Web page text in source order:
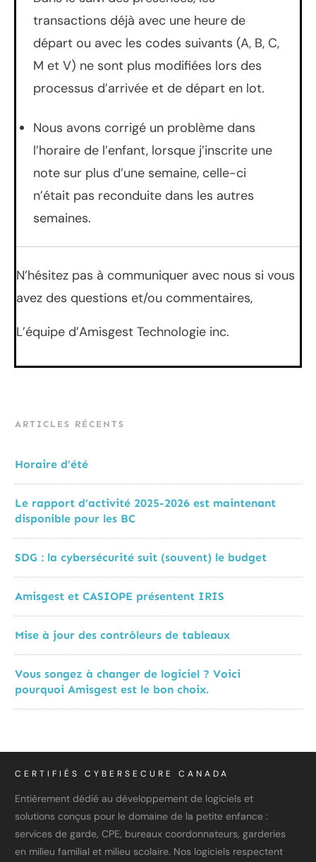
transactions déjà avec une heure de
départ ou avec les codes suivants (A, B, C,
M et V) ne sont plus modifiées lors des
processus d’arrivée et de départ en lot.
Nous avons corrigé un problème dans
l’horaire de l’enfant, lorsque j’inscrite une
note sur plus d’une semaine, celle-ci
n’était pas reconduite dans les autres
semaines.
N’hésitez pas à communiquer avec nous si vous
avez des questions et/ou commentaires,
L’équipe d’Amisgest Technologie inc.
ARTICLES RÉCENTS
Horaire d’été
Le rapport d’activité 2025-2026 est maintenant
disponible pour les BC
SDG : la cybersécurité suit (souvent) le budget
Amisgest et CASIOPE présentent IRIS
Mise à jour des contrôleurs de tableaux
Vous songez à changer de logiciel ? Voici
pourquoi Amisgest est le bon choix.
CERTIFIÉS CYBERSECURE CANADA
Entièrement dédié au développement de logiciels et
solutions conçus pour le domaine de la petite enfance :
services de garde, CPE, bureaux coordonnateurs, garderies
en milieu familial et milieu scolaire. Nos logiciels respectent